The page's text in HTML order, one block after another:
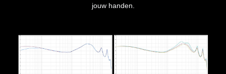
jouw handen.